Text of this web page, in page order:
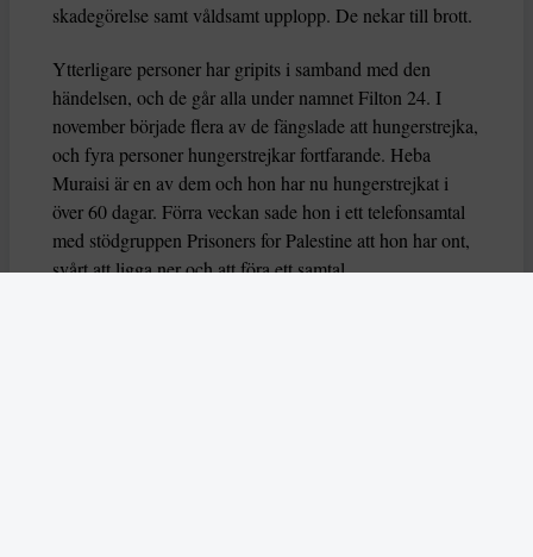
skadegörelse samt våldsamt upplopp. De nekar till brott.
Ytterligare personer har gripits i samband med den
händelsen, och de går alla under namnet Filton 24. I
november började flera av de fängslade att hungerstrejka,
och fyra personer hungerstrejkar fortfarande. Heba
Muraisi är en av dem och hon har nu hungerstrejkat i
över 60 dagar. Förra veckan sade hon i ett telefonsamtal
med stödgruppen Prisoners for Palestine att hon har ont,
svårt att ligga ner och att föra ett samtal.